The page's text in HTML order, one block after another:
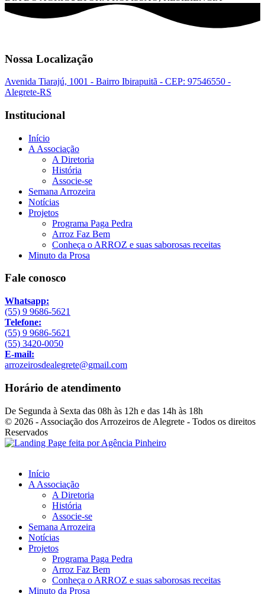
Nossa Localização
Avenida Tiarajú, 1001 - Bairro Ibirapuitã - CEP: 97546550 -
Alegrete-RS
Institucional
Início
A Associação
A Diretoria
História
Associe-se
Semana Arrozeira
Notícias
Projetos
Programa Paga Pedra
Arroz Faz Bem
Conheça o ARROZ e suas saborosas receitas
Minuto da Prosa
Fale conosco
Whatsapp:
(55) 9 9686-5621
Telefone:
(55) 9 9686-5621
(55) 3420-0050
E-mail:
arrozeirosdealegrete@gmail.com
Horário de atendimento
De Segunda à Sexta das 08h às 12h e das 14h às 18h
© 2026 - Associação dos Arrozeiros de Alegrete - Todos os direitos
Reservados
Início
A Associação
A Diretoria
História
Associe-se
Semana Arrozeira
Notícias
Projetos
Programa Paga Pedra
Arroz Faz Bem
Conheça o ARROZ e suas saborosas receitas
Minuto da Prosa